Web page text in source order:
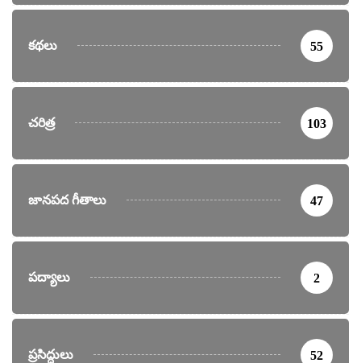
కథలు 55
చరిత్ర 103
జానపద గీతాలు 47
పద్యాలు 2
ప్రసిద్ధులు 52